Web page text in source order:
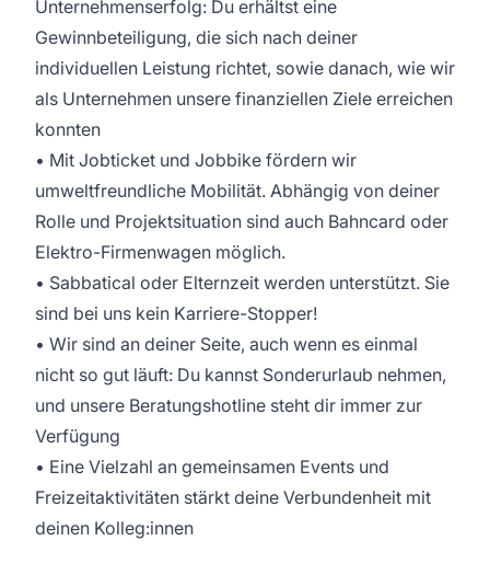
Unternehmenserfolg: Du erhältst eine
Gewinnbeteiligung, die sich nach deiner
individuellen Leistung richtet, sowie danach, wie wir
als Unternehmen unsere finanziellen Ziele erreichen
konnten
• Mit Jobticket und Jobbike fördern wir
umweltfreundliche Mobilität. Abhängig von deiner
Rolle und Projektsituation sind auch Bahncard oder
Elektro-Firmenwagen möglich.
• Sabbatical oder Elternzeit werden unterstützt. Sie
sind bei uns kein Karriere-Stopper!
• Wir sind an deiner Seite, auch wenn es einmal
nicht so gut läuft: Du kannst Sonderurlaub nehmen,
und unsere Beratungshotline steht dir immer zur
Verfügung
• Eine Vielzahl an gemeinsamen Events und
Freizeitaktivitäten stärkt deine Verbundenheit mit
deinen Kolleg:innen